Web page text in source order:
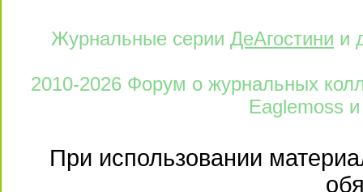
Журнальные серии ДеАгостини и
2010-2026 Форум о журнальных
Eaglemoss и
При использовании